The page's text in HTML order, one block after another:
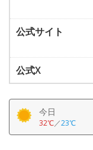
公式サイト
公式X
今日
32℃／23℃